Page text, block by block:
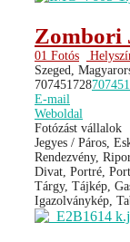
Zombori
01 Fotós
Szeged,
707451728
E-mail
Weboldal
Fotózást vállalok
Jegyes / Páros,
Rendezvény,
Divat, Portré,
Tárgy, Tájkép,
Igazolványkép,